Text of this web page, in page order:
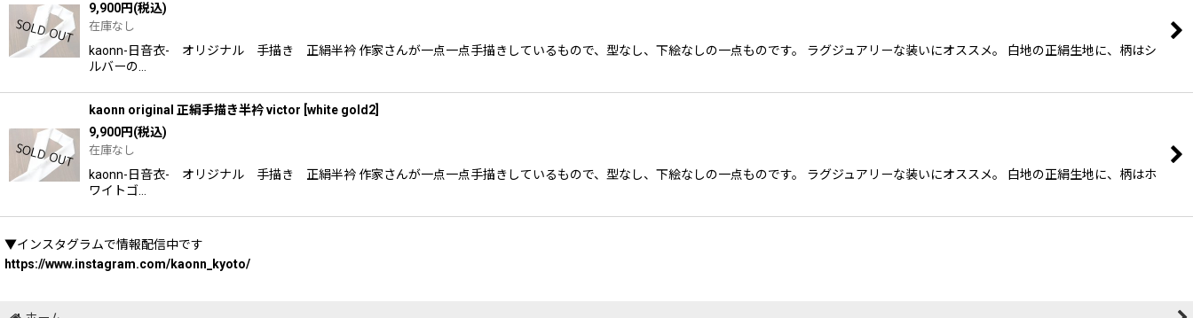
9,900円(税込)
在庫なし
kaonn-日音衣- オリジナル 手描き 正絹半衿 作家さんが一点一点手描きしているもので、型なし、下絵なしの一点ものです。 ラグジュアリーな装いにオススメ。 白地の正絹生地に、柄はシ
ルバーの…
kaonn original 正絹手描き半衿 victor white gold2
9,900円(税込)
在庫なし
kaonn-日音衣- オリジナル 手描き 正絹半衿 作家さんが一点一点手描きしているもので、型なし、下絵なしの一点ものです。 ラグジュアリーな装いにオススメ。 白地の正絹生地に、柄はホ
ワイトゴ…
▼インスタグラムで情報配信中です
https://www.instagram.com/kaonn_kyoto/